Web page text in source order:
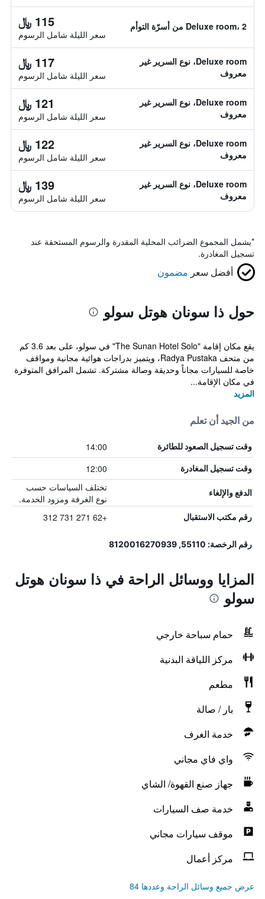
Deluxe room، 2 من أسرّة التوأم 115 ﷼
سعر الليلة شامل الرسوم
Deluxe room، نوع السرير غير
معروف
117 ﷼
سعر الليلة شامل الرسوم
Deluxe room، نوع السرير غير
معروف
121 ﷼
سعر الليلة شامل الرسوم
Deluxe room، نوع السرير غير
معروف
122 ﷼
سعر الليلة شامل الرسوم
Deluxe room، نوع السرير غير
معروف
139 ﷼
سعر الليلة شامل الرسوم
*يشمل المجموع الضرائب المحلية المقدرة والرسوم المستحقة عند
تسجيل المغادرة.
أفضل سعر مضمون
حول ذا سونان هوتل سولو
يقع مكان إقامة "The Sunan Hotel Solo" في سولو، على بعد 3.6 كم
من متحف Radya Pustaka، ويتميز بدراجات هوائية مجانية ومواقف
خاصة للسيارات مجاناً وحديقة وصالة مشتركة. تشمل المرافق المتوفرة
في مكان الإقامة...
المزيد
من الجيد أن تعلم
وقت تسجيل الصعود للطائرة 14:00
وقت تسجيل المغادرة 12:00
الدفع والإلغاء
تختلف السياسات حسب
نوع الغرفة ومزود الخدمة.
رقم مكتب الاستقبال +62 271 731 312
رقم الرخصة: 55110, 8120016270939
المزايا ووسائل الراحة في ذا سونان هوتل
سولو
حمام سباحة خارجي
مركز اللياقة البدنية
مطعم
بار / صالة
خدمة الغرف
واي فاي مجاني
جهاز صنع القهوة/ الشاي
خدمة صف السيارات
موقف سيارات مجاني
مركز أعمال
عرض جميع وسائل الراحة وعددها 84